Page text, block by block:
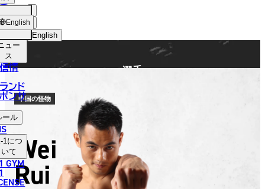
English
中文（简体）
中文（繁體）
ไทย
ョッ
プ
ュー
ス
情
ンド
ンサ
ール
1につ
いて
GYM
English
選手
中国の怪物
Wei
Rui